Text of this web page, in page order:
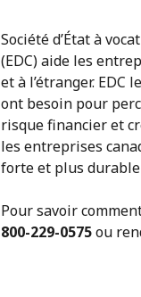
Société d’État à
(EDC) aide les
et à l’étranger.
ont besoin pour
risque financier et
les entreprises
forte et plus
Pour savoir
800-229-0575ou